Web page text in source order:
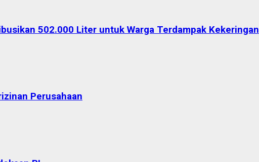
502.000 Liter untuk Warga Terdampak Kekeringan
Perusahaan